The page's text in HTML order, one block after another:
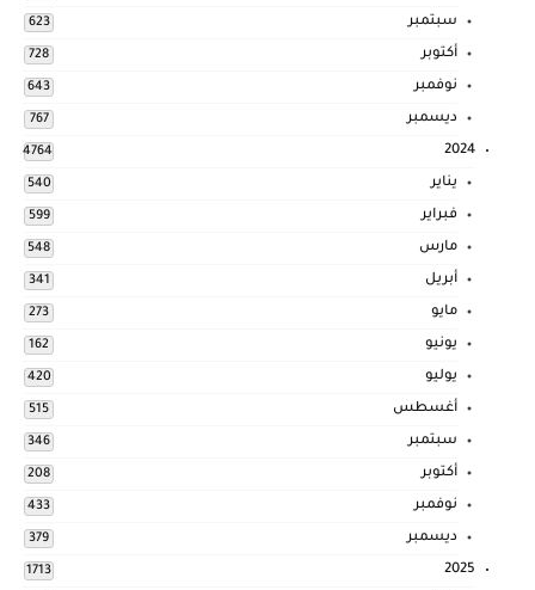
سبتمبر 623
أكتوبر 728
نوفمبر 643
ديسمبر 767
2024
4764
يناير 540
فبراير 599
مارس 548
أبريل 341
مايو 273
يونيو 162
يوليو 420
أغسطس 515
سبتمبر 346
أكتوبر 208
نوفمبر 433
ديسمبر 379
2025
1713